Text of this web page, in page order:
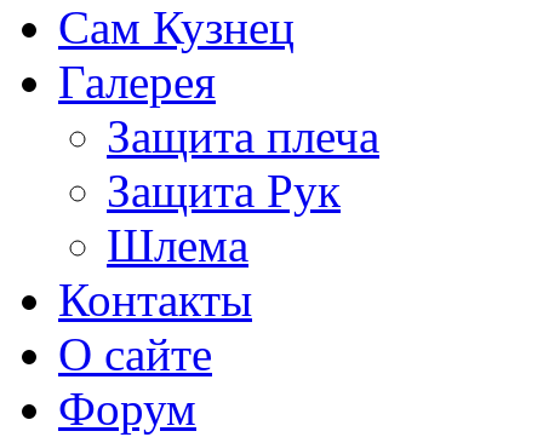
Сам Кузнец
Галерея
Защита плеча
Защита Рук
Шлема
Контакты
О сайте
Форум